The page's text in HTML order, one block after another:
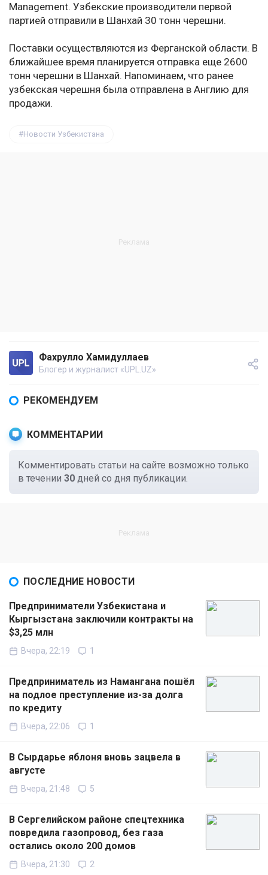
Management. Узбекские производители первой
партией отправили в Шанхай 30 тонн черешни.
Поставки осуществляются из Ферганской области. В
ближайшее время планируется отправка еще 2600
тонн черешни в Шанхай. Напоминаем, что ранее
узбекская черешня была отправлена в Англию для
продажи.
Новости Узбекистана
Фахрулло Хамидуллаев
Блогер и журналист «UPL.UZ»
РЕКОМЕНДУЕМ
КОММЕНТАРИИ
Комментировать статьи на сайте возможно только
в течении 30 дней со дня публикации.
ПОСЛЕДНИЕ НОВОСТИ
Предприниматели Узбекистана и
Кыргызстана заключили контракты на
$3,25 млн
Вчера, 22:19 1
Предприниматель из Намангана пошёл
на подлое преступление из-за долга
по кредиту
Вчера, 22:06 1
В Сырдарье яблоня вновь зацвела в
августе
Вчера, 21:48 5
В Сергелийском районе спецтехника
повредила газопровод, без газа
остались около 200 домов
Вчера, 21:30 2